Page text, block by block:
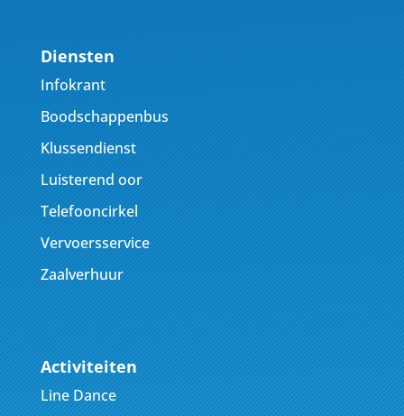
Diensten
Infokrant
Boodschappenbus
Klussendienst
Luisterend oor
Telefooncirkel
Vervoersservice
Zaalverhuur
Activiteiten
Line Dance